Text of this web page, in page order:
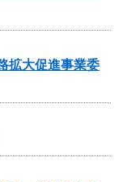
拡大促進事業委